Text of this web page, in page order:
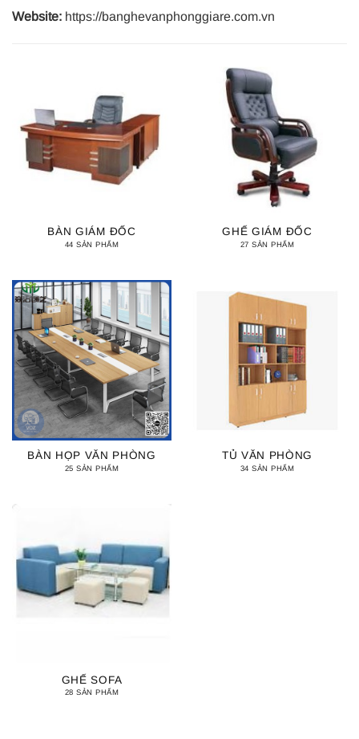
Website: https://banghevanphonggiare.com.vn
BÀN GIÁM ĐỐC
44 SẢN PHẨM
GHẾ GIÁM ĐỐC
27 SẢN PHẨM
BÀN HỌP VĂN PHÒNG
25 SẢN PHẨM
TỦ VĂN PHÒNG
34 SẢN PHẨM
GHẾ SOFA
28 SẢN PHẨM